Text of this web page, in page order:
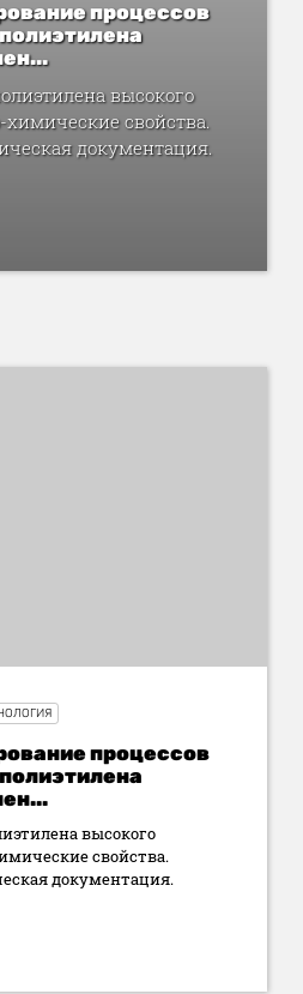
процессов
высокого
свойства.
документация.
процессов
высокого
свойства.
документация.